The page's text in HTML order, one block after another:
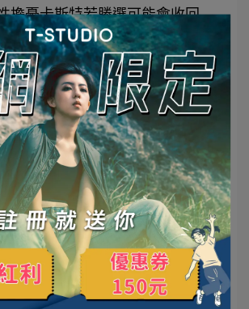
擔憂卡斯特若勝選可能會收回
組織Fundacion Iguales在選舉期間
入第二輪決選後，該組織宣布
而言，
族群正在慶祝同性婚姻合法化
。
主任因約克（Alessia
：